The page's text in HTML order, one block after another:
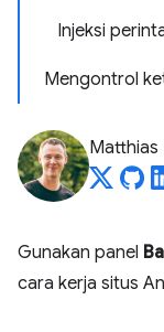
Injeksi
Mengontrol
Matthias
Gunakan panel
cara kerja situs